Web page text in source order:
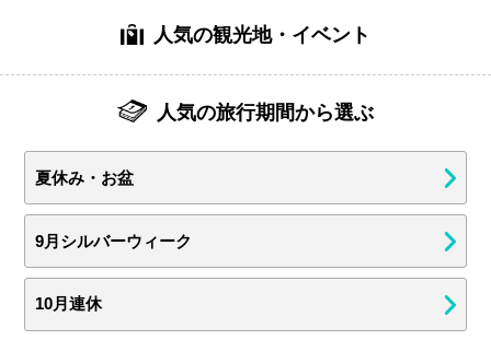
人気の観光地・イベント
人気の旅行期間から選ぶ
夏休み・お盆
9月シルバーウィーク
10月連休